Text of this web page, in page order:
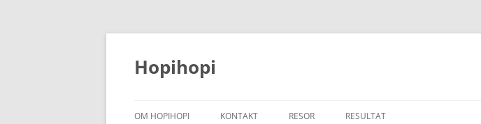
Hoppa
Hopihopi
OM HOPIHOPI KONTAKT RESOR RESULTAT